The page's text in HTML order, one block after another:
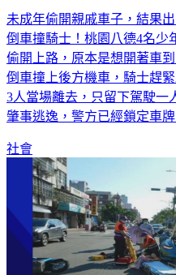
未成年偷開親戚車子，結果
倒車撞騎士！桃園八德4名少
偷開上路，原本是想開著車
倒車撞上後方機車，騎士趕
3人當場離去，只留下駕駛一
肇事逃逸，警方已經鎖定車
社會